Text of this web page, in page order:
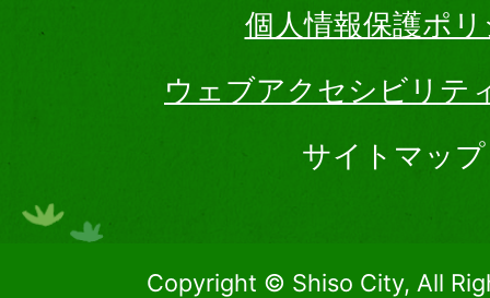
個人情報保護ポ
ウェブアクセシビリテ
サイトマップ
Copyright © Shiso City, All